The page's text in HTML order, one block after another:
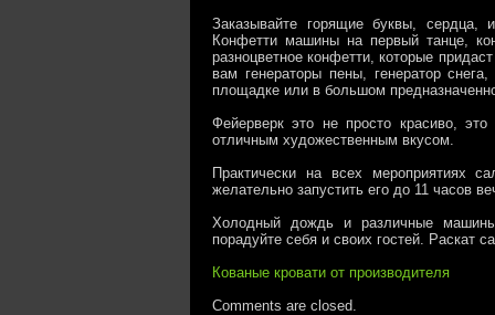
Заказывайте горящие буквы,
Конфетти машины на первый танце,
разноцветное конфетти, которые
вам генераторы пены, генератор
площадке или в большом
Фейерверк это не просто красиво,
отличным художественным вкусом.
Практически на всех мероприятиях
желательно запустить его до 11 часов
Холодный дождь и различные
порадуйте себя и своих гостей. Раскат
Кованые кровати от производителя
Comments are closed.